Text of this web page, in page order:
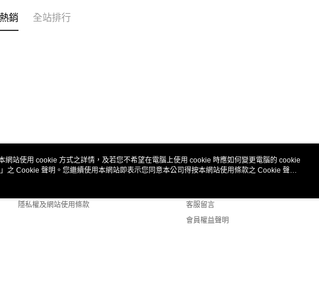
銷 全站排行
關於我們
隱私權及網站使用條款
客服資訊
客服留言
會員權益聲明
網站使用 cookie 方式之詳情，及若您不希望在電腦上使用 cookie 時應如何變更電腦的 cookie
」之 Cookie 聲明。您繼續使用本網站即表示您同意本公司得按本網站使用條款之 Cookie 聲明